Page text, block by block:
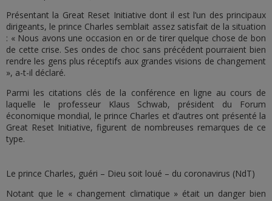
Présentant la Great Reset Initiative dont il est l’un des principaux
dirigeants, le prince Charles semblait assez satisfait de la situation
: « Nous avons une occasion en or de tirer quelque chose de bon
de cette crise. Ses ondes de choc sans précédent pourraient bien
rendre les gens plus réceptifs aux grandes visions de changement
», a-t-il déclaré.
Parmi les citations clés de la conférence en ligne au cours de
laquelle le professeur Klaus Schwab, président du Forum
économique mondial, le prince Charles et d’autres ont présenté la
Great Reset Initiative, figurent de nombreuses remarques de ce
type.
Le prince Charles, guéri – Dieu soit loué – du coronavirus (NdT)
Notant que le « changement climatique » était un danger bien